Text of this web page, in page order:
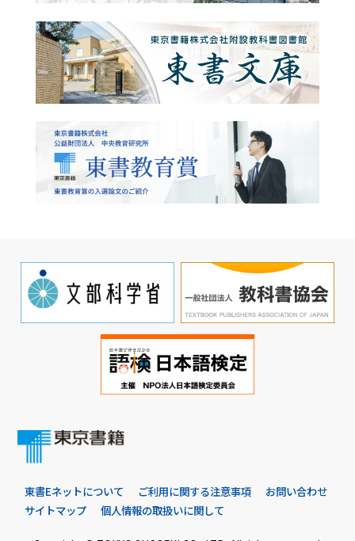
東書Eネットについて ご利用に関する注意事項
お問い合わせ
サイトマップ
個人情報の取扱いに関して